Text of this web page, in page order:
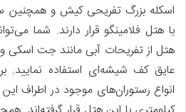
با هتل فلامینگو قرار دارند. شما
هتل از تفریحات آبی مانند جت
عایق کف شیشه‌ای استفاده نمایید.
انواع رستوران‌های موجود در اطراف